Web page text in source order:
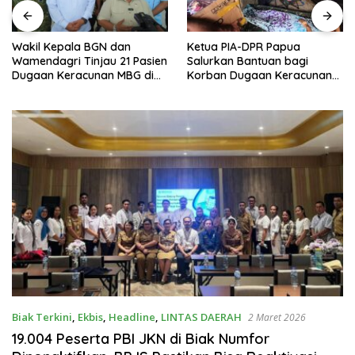
Wakil Kepala BGN dan
Wamendagri Tinjau 21 Pasien
Dugaan Keracunan MBG di
Ketua PIA-DPR Papua
Salurkan Bantuan bagi
Korban Dugaan Keracunan
Biak Terkini, Ekbis, Headline, LINTAS DAERAH 2 Maret 2026
19.004 Peserta PBI JKN di Biak Numfor